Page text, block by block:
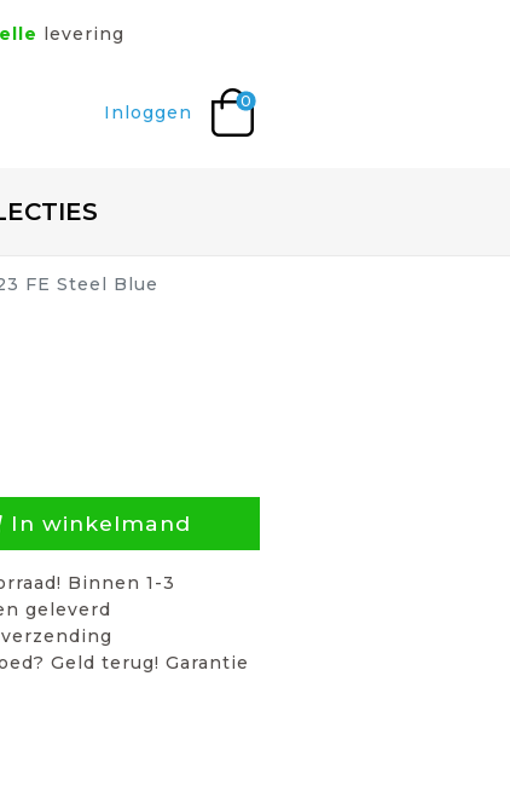
levering
Inloggen
0
FE Steel Blue
In winkelmand
Binnen 1-3
geleverd
Geld terug! Garantie